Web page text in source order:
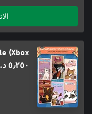
(Xbox)
٥٫٢٥٠ د.ب.‏